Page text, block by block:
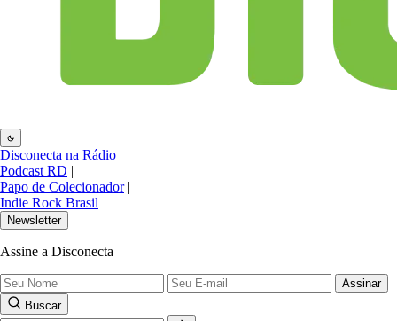
Disconecta na Rádio |
Podcast RD |
Papo de Colecionador |
Indie Rock Brasil
Newsletter
Assine a Disconecta
Assinar
Buscar